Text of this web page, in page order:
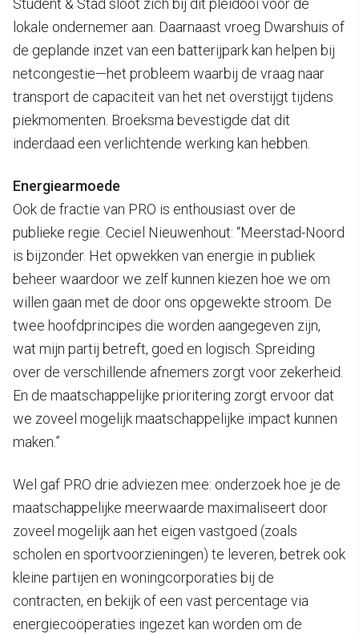
Student & Stad sloot zich bij dit pleidooi voor de
lokale ondernemer aan. Daarnaast vroeg Dwarshuis of
de geplande inzet van een batterijpark kan helpen bij
netcongestie—het probleem waarbij de vraag naar
transport de capaciteit van het net overstijgt tijdens
piekmomenten. Broeksma bevestigde dat dit
inderdaad een verlichtende werking kan hebben.
Energiearmoede
Ook de fractie van PRO is enthousiast over de
publieke regie. Ceciel Nieuwenhout: “Meerstad-Noord
is bijzonder. Het opwekken van energie in publiek
beheer waardoor we zelf kunnen kiezen hoe we om
willen gaan met de door ons opgewekte stroom. De
twee hoofdprincipes die worden aangegeven zijn,
wat mijn partij betreft, goed en logisch. Spreiding
over de verschillende afnemers zorgt voor zekerheid.
En de maatschappelijke prioritering zorgt ervoor dat
we zoveel mogelijk maatschappelijke impact kunnen
maken.”
Wel gaf PRO drie adviezen mee: onderzoek hoe je de
maatschappelijke meerwaarde maximaliseert door
zoveel mogelijk aan het eigen vastgoed (zoals
scholen en sportvoorzieningen) te leveren, betrek ook
kleine partijen en woningcorporaties bij de
contracten, en bekijk of een vast percentage via
energiecoöperaties ingezet kan worden om de